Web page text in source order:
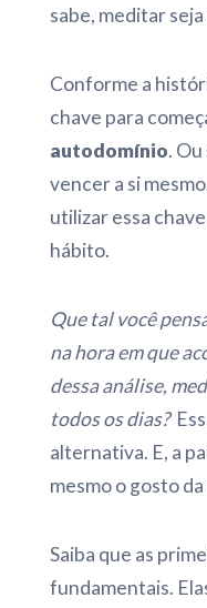
sabe, meditar seja
Conforme a
chave para
autodomínio.
vencer a si
utilizar essa
hábito.
Que tal você
na hora em que
dessa análise,
todos os dias?
alternativa. E, a
mesmo o gosto
Saiba que as
fundamentais.